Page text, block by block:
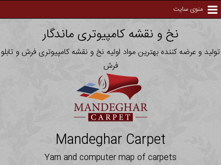
منوی سایت
نخ و نقشه کامپیوتری ماندگار
تولید و عرضه کننده بهترین مواد اولیه نخ و نقشه کامپیوتری فرش و تابلو
فرش
Mandeghar Carpet
Yarn and computer map of carpets